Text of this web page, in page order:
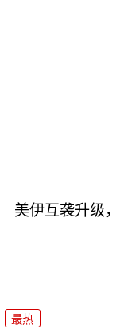
美伊互袭升级
最热